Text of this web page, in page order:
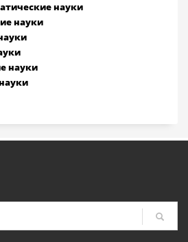
науки
науки
науки